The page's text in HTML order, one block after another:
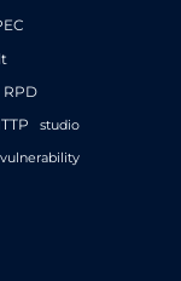
RPD
studio
vulnerability